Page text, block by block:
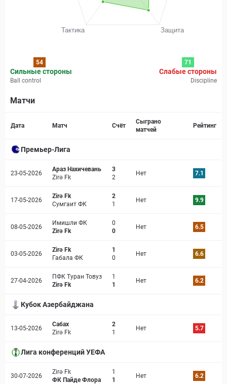
54 71
Сильные стороны
Ball control
Слабые стороны
Discipline
Матчи
Страница матча
Дата Матч Счёт
Сыграно
матчей
Рейтинг
Премьер-Лига
23-05-2026
Араз Нахичевань
Zirə Fk
3
2
Нет 7.1
17-05-2026
Zirə Fk
Сумгаит ФК
2
1
Нет 9.9
08-05-2026
Имишли ФК
Zirə Fk
0
0
Нет 6.5
03-05-2026
Zirə Fk
Габала ФК
1
0
Нет 6.6
27-04-2026
ПФК Туран Товуз
Zirə Fk
1
1
Нет 6.2
Кубок Азербайджана
13-05-2026
Сабах
Zirə Fk
2
1
Нет 5.7
Лига конференций УЕФА
30-07-2026
Zirə Fk
ФК Пайде Флора
1
1
Нет 6.2